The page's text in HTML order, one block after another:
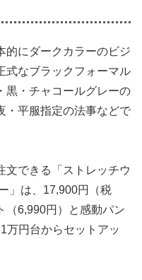
的にダークカラーのビジ
式なブラックフォーマル
黒・チャコールグレーの
・平服指定の法事などで
文できる「ストレッチウ
」は、17,900円（税
（6,990円）と感動パン
万円台からセットアッ